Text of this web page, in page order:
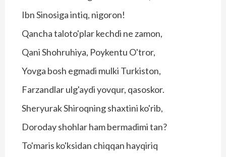
Ibn Sinosiga intiq, nigoron!
Qancha taloto'plar kechdi ne zamon,
Qani Shohruhiya, Poykentu O'tror,
Yovga bosh egmadi mulki Turkiston,
Farzandlar ulg'aydi yovqur, qasoskor.
Sheryurak Shiroqning shaxtini ko'rib,
Doroday shohlar ham bermadimi tan?
To'maris ko'ksidan chiqqan hayqiriq